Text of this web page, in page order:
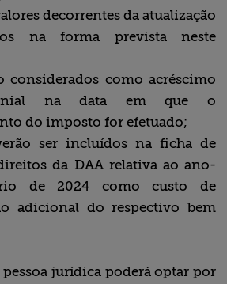
decorrentes da atualização
na forma prevista neste
considerados como acréscimo
na data em que o
do imposto for efetuado;
ser incluídos na ficha de
da DAA relativa ao ano-
de 2024 como custo de
adicional do respectivo bem
jurídica poderá optar por